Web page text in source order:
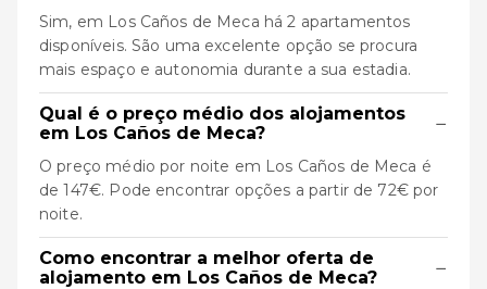
Sim, em Los Caños de Meca há 2 apartamentos
disponíveis. São uma excelente opção se procura
mais espaço e autonomia durante a sua estadia.
Qual é o preço médio dos alojamentos
em Los Caños de Meca?
−
O preço médio por noite em Los Caños de Meca é
de 147€. Pode encontrar opções a partir de 72€ por
noite.
Como encontrar a melhor oferta de
alojamento em Los Caños de Meca?
−